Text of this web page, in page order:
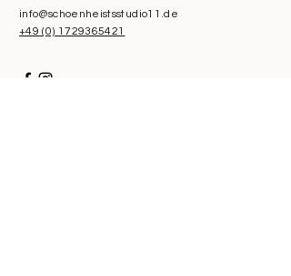
info@schoenheistsstudio11.de
+49 (0) 1729365421